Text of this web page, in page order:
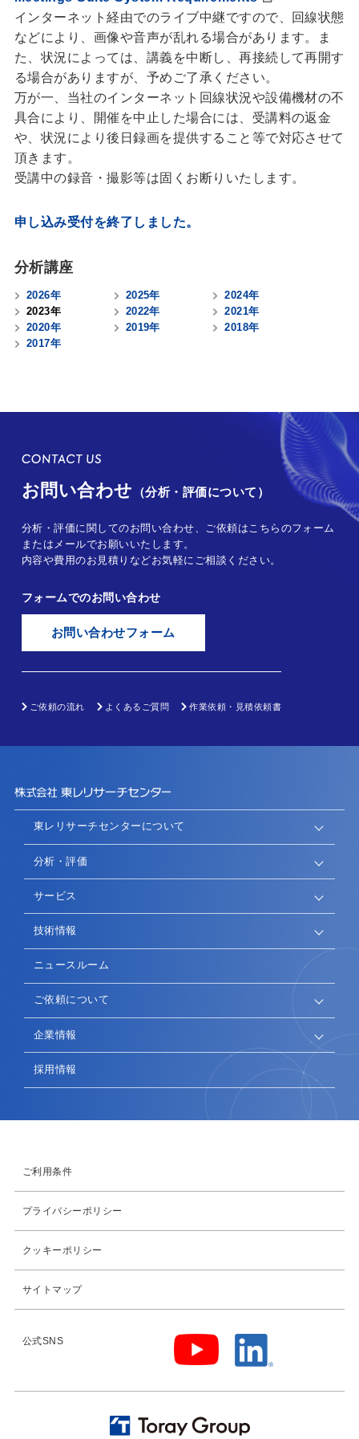
インターネット経由でのライブ中継ですので、回線状態
などにより、画像や音声が乱れる場合があります。ま
た、状況によっては、講義を中断し、再接続して再開す
る場合がありますが、予めご了承ください。
万が一、当社のインターネット回線状況や設備機材の不
具合により、開催を中止した場合には、受講料の返金
や、状況により後日録画を提供すること等で対応させて
頂きます。
受講中の録音・撮影等は固くお断りいたします。
申し込み受付を終了しました。
分析講座
2026年 2025年
2024年
2023年
2022年
2021年
2020年
2019年
2018年
2017年
お問い合わせ （分析・評価について）
分析・評価に関してのお問い合わせ、ご依頼はこちらのフォーム
またはメールでお願いいたします。
内容や費用のお見積りなどお気軽にご相談ください。
フォームでのお問い合わせ
お問い合わせフォーム
ご依頼の流れ よくあるご質問 作業依頼・見積依頼書
東レリサーチセンターについて
分析・評価
サービス
技術情報
ニュースルーム
ご依頼について
企業情報
採用情報
ご利用条件
プライバシーポリシー
クッキーポリシー
サイトマップ
公式SNS